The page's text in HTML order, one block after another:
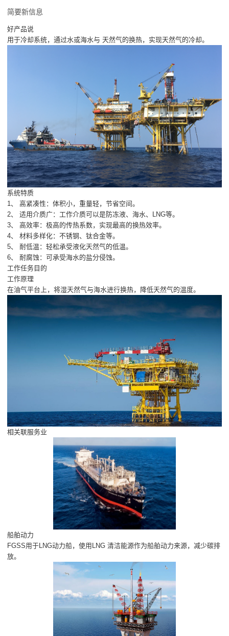
简要新信息
好产品说
用于冷却系统，通过水或海水与 天然气的换热，实现天然气的冷却。
系统特质
1、 高紧凑性：体积小，重量轻，节省空间。
2、 适用介质广：工作介质可以是防冻液、海水、LNG等。
3、 高效率：极高的传热系数，实现最高的换热效率。
4、 材料多样化：不锈钢、钛合金等。
5、 耐低温：轻松承受液化天然气的低温。
6、 耐腐蚀：可承受海水的盐分侵蚀。
工作任务目的
工作原理
在油气平台上，将湿天然气与海水进行换热，降低天然气的温度。
相关联服务业
船舶动力
FGSS用于LNG动力船，使用LNG 清洁能源作为船舶动力来源，减少碳排
放。